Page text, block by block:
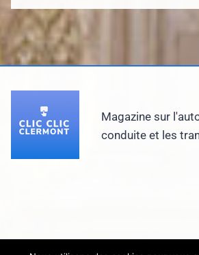
Magazine sur
conduite et les